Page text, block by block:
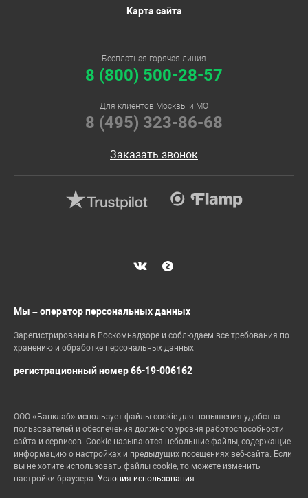
Карта сайта
Бесплатная горячая линия
8 (800) 500-28-57
Для клиентов Москвы и МО
8 (495) 323-86-68
Заказать звонок
Мы – оператор персональных данных
Зарегистрированы в Роскомнадзоре и соблюдаем все требования по
хранению и обработке персональных данных
регистрационный номер 66-19-006162
ООО «Банклаб» использует файлы cookie для повышения удобства
пользователей и обеспечения должного уровня работоспособности
сайта и сервисов. Cookie называются небольшие файлы, содержащие
информацию о настройках и предыдущих посещениях веб-сайта. Если
вы не хотите использовать файлы cookie, то можете изменить
настройки браузера. Условия использования.